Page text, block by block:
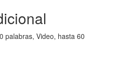
palabras, Video, hasta 60